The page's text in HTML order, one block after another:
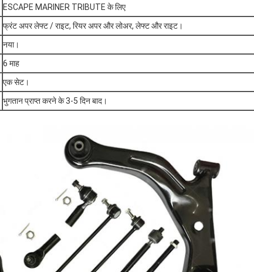
ESCAPE MARINER TRIBUTE के लिए
फ्रंट अपर लेफ्ट / राइट, रियर अपर और लोअर, लेफ्ट और राइट।
नया।
6 माह
एक सेट।
भुगतान प्राप्त करने के 3-5 दिन बाद।